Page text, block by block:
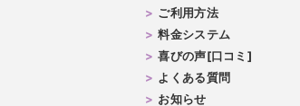
ご利用方法
料金システム
喜びの声[口コミ]
よくある質問
お知らせ